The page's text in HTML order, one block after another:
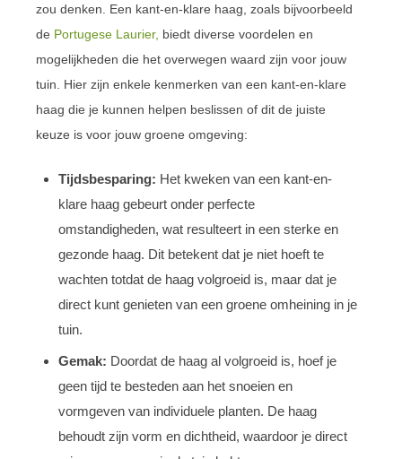
zou denken. Een kant-en-klare haag, zoals bijvoorbeeld
de Portugese Laurier, biedt diverse voordelen en
mogelijkheden die het overwegen waard zijn voor jouw
tuin. Hier zijn enkele kenmerken van een kant-en-klare
haag die je kunnen helpen beslissen of dit de juiste
keuze is voor jouw groene omgeving:
Tijdsbesparing: Het kweken van een kant-en-
klare haag gebeurt onder perfecte
omstandigheden, wat resulteert in een sterke en
gezonde haag. Dit betekent dat je niet hoeft te
wachten totdat de haag volgroeid is, maar dat je
direct kunt genieten van een groene omheining in je
tuin.
Gemak: Doordat de haag al volgroeid is, hoef je
geen tijd te besteden aan het snoeien en
vormgeven van individuele planten. De haag
behoudt zijn vorm en dichtheid, waardoor je direct